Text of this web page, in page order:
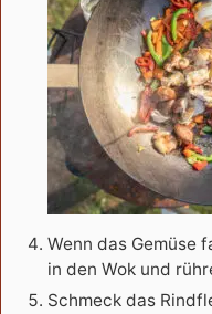
Wenn das Gemüse
in den Wok und
Schmeck das